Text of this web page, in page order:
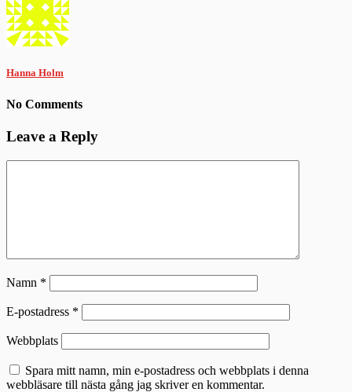
Hanna Holm
No Comments
Leave a Reply
Namn *
E-postadress *
Webbplats
Spara mitt namn, min e-postadress och webbplats i denna
webbläsare till nästa gång jag skriver en kommentar.